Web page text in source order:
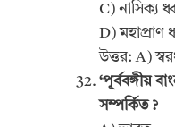
C) নাসিক্য
D) মহাপ্রাণ
উত্তর: A)
‘পূর্ববঙ্গীয়
সম্পর্কিত ?